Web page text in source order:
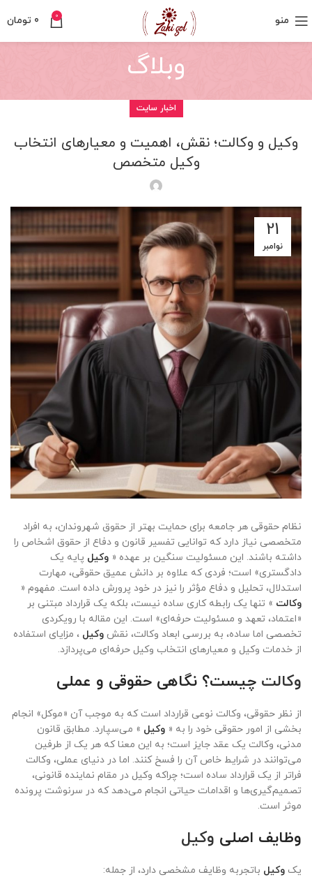
منو 0
0 تومان
وبلاگ
اخبار سایت
وکیل و وکالت؛ نقش، اهمیت و معیارهای انتخاب
وکیل متخصص
21
نوامبر
نظام حقوقی هر جامعه برای حمایت بهتر از حقوق شهروندان، به افراد
متخصصی نیاز دارد که توانایی تفسیر قانون و دفاع از حقوق اشخاص را
داشته باشند. این مسئولیت سنگین بر عهده‌ « وکیل پایه یک
دادگستری» است؛ فردی که علاوه بر دانش عمیق حقوقی، مهارت
استدلال، تحلیل و دفاع مؤثر را نیز در خود پرورش داده است. مفهوم «
وکالت » تنها یک رابطه کاری ساده نیست، بلکه یک قرارداد مبتنی بر
«اعتماد، تعهد و مسئولیت حرفه‌ای» است. این مقاله با رویکردی
تخصصی اما ساده، به بررسی ابعاد وکالت، نقش وکیل ، مزایای استفاده
از خدمات وکیل و معیارهای انتخاب وکیل حرفه‌ای می‌پردازد.
وکالت چیست؟ نگاهی حقوقی و عملی
از نظر حقوقی، وکالت نوعی قرارداد است که به موجب آن «موکل» انجام
بخشی از امور حقوقی خود را به « وکیل » می‌سپارد. مطابق قانون
مدنی، وکالت یک عقد جایز است؛ به این معنا که هر یک از طرفین
می‌توانند در شرایط خاص آن را فسخ کنند. اما در دنیای عملی، وکالت
فراتر از یک قرارداد ساده است؛ چراکه وکیل در مقام نماینده قانونی،
تصمیم‌گیری‌ها و اقدامات حیاتی انجام می‌دهد که در سرنوشت پرونده
موثر است.
وظایف اصلی وکیل
یک وکیل باتجربه وظایف مشخصی دارد، از جمله: